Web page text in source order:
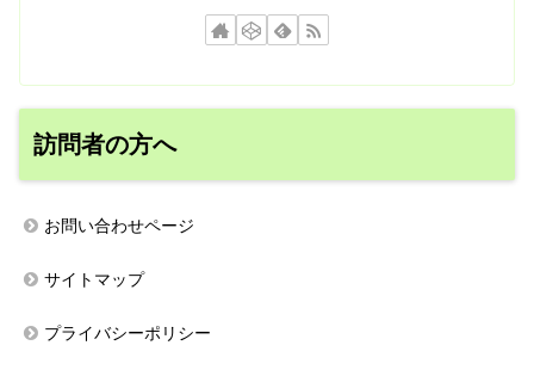
訪問者の方へ
お問い合わせページ
サイトマップ
プライバシーポリシー